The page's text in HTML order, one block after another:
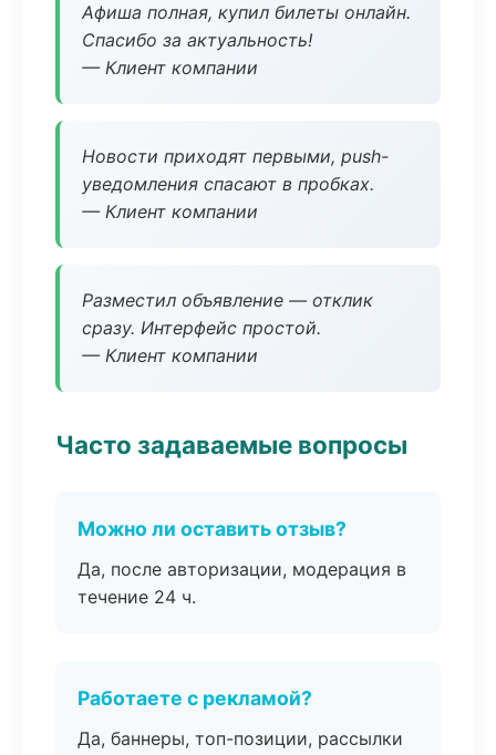
Афиша полная, купил билеты онлайн.
Спасибо за актуальность!
— Клиент компании
Новости приходят первыми, push-
уведомления спасают в пробках.
— Клиент компании
Разместил объявление — отклик
сразу. Интерфейс простой.
— Клиент компании
Часто задаваемые вопросы
Можно ли оставить отзыв?
Да, после авторизации, модерация в
течение 24 ч.
Работаете с рекламой?
Да, баннеры, топ-позиции, рассылки